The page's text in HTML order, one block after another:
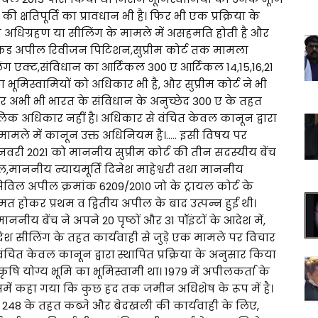
का प्रावधान भी है। फिर भी एक प्रक्रिया के
अधिग्रहण या सीलिंग के मामले में असहमति होती है और
रिवीजन पिटिशन,सुप्रीम कोर्ट तक मामला
का आर्टिकल 300 ए आर्टिकल 14,15,16,21
को अधिकार भी है, और सुप्रीम कोर्ट ने भी
अभी भी भारत के संविधान के अनुच्छेद 300 ए के तहत
अधिकार नहीं है। अधिकार से वंचित केवल कानून द्वारा
में कानून उक्त अधिनियम है।..... इसी विषय पर
2021 को माननीय सुप्रीम कोर्ट की तीन सदस्यीय बेंच
न्यायमूर्ति दिनेश माहेश्वरी तथा माननीय
अपील क्रमांक 6209/2010 जो के ट्रायल कोर्ट के
होकर प्रथम व द्वितीय अपील के बाद उत्पन्न हुई थी।
बेंच ने अपने 20 पृष्ठों और 31 पॉइंटों के आदेश में,
सीलिंग के तहत कार्यवाही से जुड़े एक मामले पर विचार
केवल कानून द्वारा स्थापित प्रक्रिया के अनुसार किया
योग्य भूमि का भूमिस्वामी था। 1979 में अपीलकर्ता के
कहा गया कि कुछ हद तक जमीन अधिशेष के रूप में है।
248 के तहत कब्जे और बेदखली की कार्यवाही के लिए,